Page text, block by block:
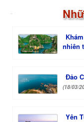
nhiên
Đảo
(18/03/
Yên